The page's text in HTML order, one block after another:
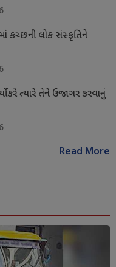
કચ્છની લોક સંસ્કૃતિને
કરે ત્યારે તેને ઉજાગર કરવાનું
Read More